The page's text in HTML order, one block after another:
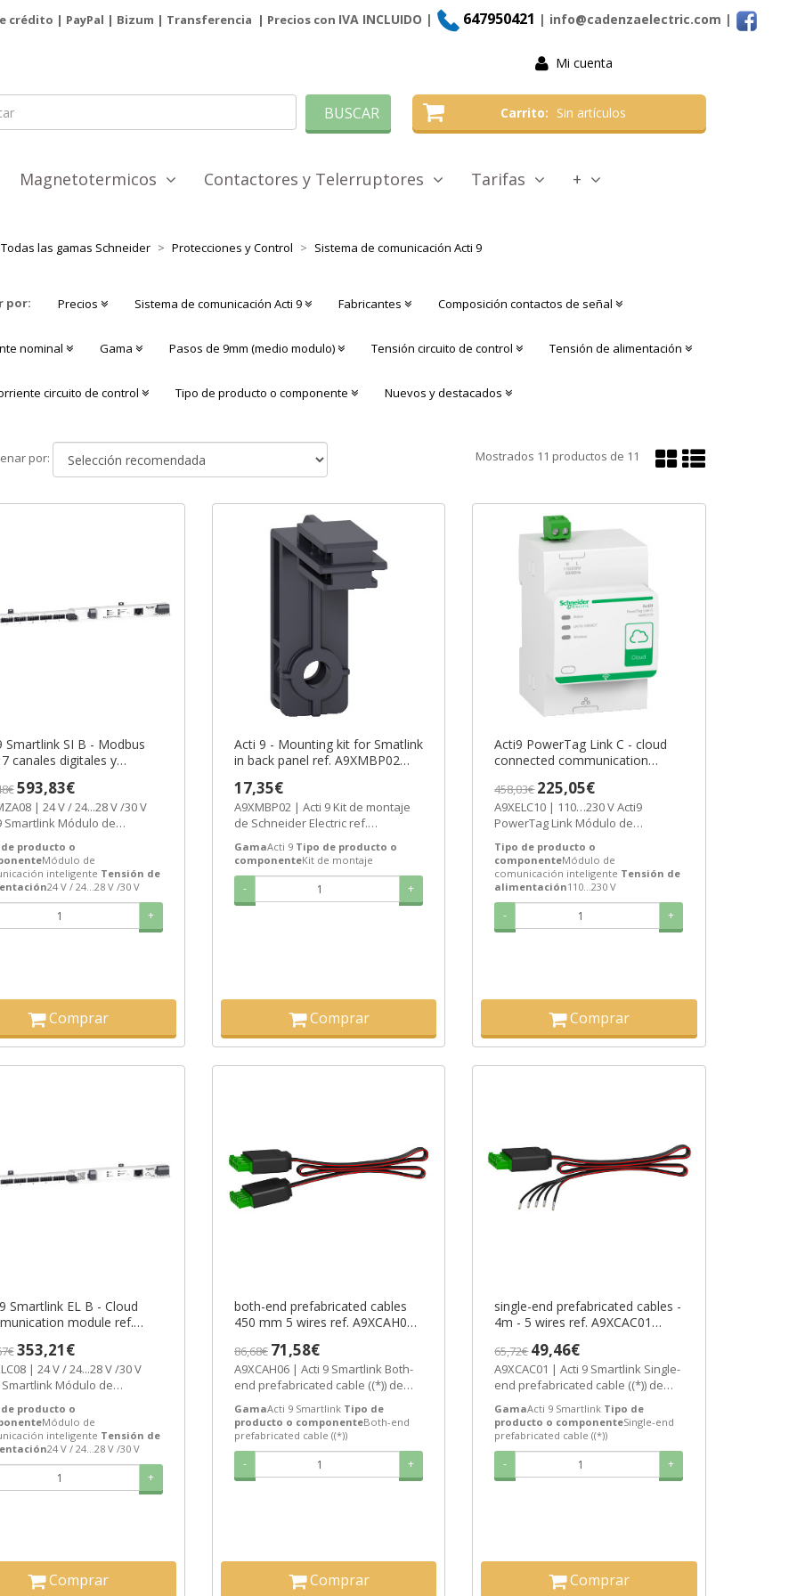
crédito | PayPal | Bizum | Transferencia | Precios con IVA INCLUIDO | 647950421 | info@cadenzaelectric.com |
Mi cuenta
Carrito Sin artículos
BUSCAR
Magnetotermicos Contactores y Telerruptores Tarifas +
Todas las gamas Schneider Protecciones y Control Sistema de comunicación Acti 9
por: Precios Sistema de comunicación Acti 9 Fabricantes Composición contactos de señal
nominal Gama Pasos de 9mm (medio modulo) Tensión circuito de control Tensión de alimentación
circuito de control Tipo de producto o componente Nuevos y destacados
por:
Ordenar
por
Mostrar
en
Mostrar
en
Mostrados 11 productos de 11
Smartlink SI B - Modbus
7 canales digitales y
Schneider Electric
8-15 DI
593,83€
| 24 V / 24...28 V /30 V
Smartlink Módulo de
producto o
Módulo de
inteligente Tensión de
24 V / 24...28 V /30 V
+
Comprar
Acti 9 - Mounting kit for Smatlink
in back panel ref. A9XMBP02
SEMANAS]
17,35€
A9XMBP02 | Acti 9 Kit de montaje
de Schneider Electric ref.
con un...
GamaActi 9 Tipo de producto o
componenteKit de montaje
- +
Comprar
Acti9 PowerTag Link C - cloud
connected communication
Electric [PLAZO 3-6 SEMANAS]
458,03€225,05€
A9XELC10 | 110…230 V Acti9
PowerTag Link Módulo de
Schneider Electric...
Tipo de producto o
componenteMódulo de
comunicación inteligente Tensión de
alimentación110…230 V
- +
Comprar
Smartlink EL B - Cloud
module ref.
3-6 SEMANAS]
353,21€
| 24 V / 24...28 V /30 V
Smartlink Módulo de
producto o
Módulo de
inteligente Tensión de
24 V / 24...28 V /30 V
+
Comprar
both-end prefabricated cables
450 mm 5 wires ref. A9XCAH06
SEMANAS]
86,68€ 71,58€
A9XCAH06 | Acti 9 Smartlink Both-
end prefabricated cable ((*)) de
GamaActi 9 Smartlink Tipo de
producto o componenteBoth-end
prefabricated cable ((*))
- +
Comprar
single-end prefabricated cables -
4m - 5 wires ref. A9XCAC01
SEMANAS]
65,72€49,46€
A9XCAC01 | Acti 9 Smartlink Single-
end prefabricated cable ((*)) de
GamaActi 9 Smartlink Tipo de
producto o componenteSingle-end
prefabricated cable ((*))
- +
Comprar